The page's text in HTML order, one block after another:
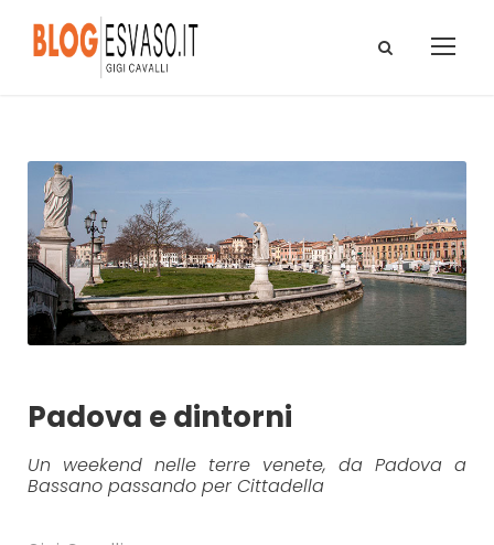
Padova e dintorni
Un weekend nelle terre venete, da Padova a
Bassano passando per Cittadella